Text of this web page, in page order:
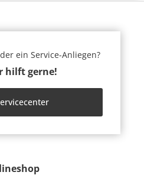
ein Service-Anliegen?
hilft gerne!